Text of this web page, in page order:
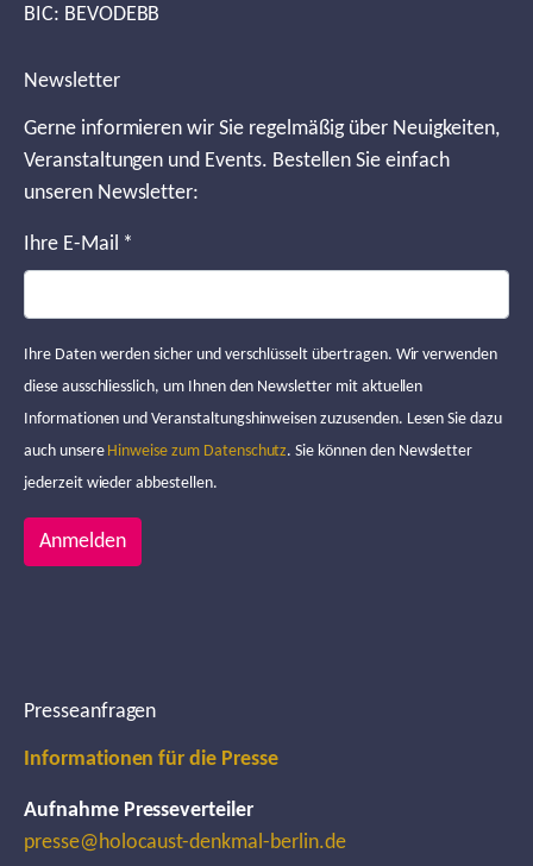
BIC: BEVODEBB
Newsletter
Gerne informieren wir Sie regelmäßig über Neuigkeiten,
Veranstaltungen und Events. Bestellen Sie einfach
unseren Newsletter:
Ihre E-Mail *
Ihre Daten werden sicher und verschlüsselt übertragen. Wir verwenden
diese ausschliesslich, um Ihnen den Newsletter mit aktuellen
Informationen und Veranstaltungshinweisen zuzusenden. Lesen Sie dazu
auch unsere Hinweise zum Datenschutz. Sie können den Newsletter
jederzeit wieder abbestellen.
Anmelden
Presseanfragen
Informationen für die Presse
Aufnahme Presseverteiler
presse@holocaust-denkmal-berlin.de